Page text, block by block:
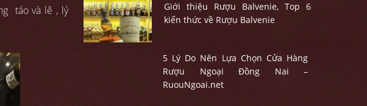
táo và lê , lý
Giới thiệu Rượu Balvenie, Top 6
kiến thức về Rượu Balvenie
5 Lý Do Nên Lựa Chọn Cửa Hàng
Rượu Ngoại Đồng Nai –
RuouNgoai.net